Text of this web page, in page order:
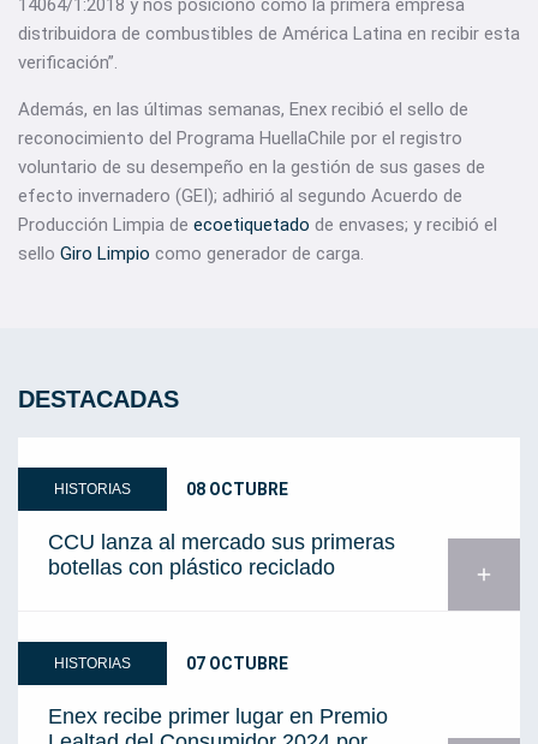
14064/1:2018 y nos posicionó como la primera empresa
distribuidora de combustibles de América Latina en recibir esta
verificación”.
Además, en las últimas semanas, Enex recibió el sello de
reconocimiento del Programa HuellaChile por el registro
voluntario de su desempeño en la gestión de sus gases de
efecto invernadero (GEI); adhirió al segundo Acuerdo de
Producción Limpia de ecoetiquetado de envases; y recibió el
sello Giro Limpio como generador de carga.
DESTACADAS
HISTORIAS 08 OCTUBRE
CCU lanza al mercado sus primeras
botellas con plástico reciclado
add
HISTORIAS 07 OCTUBRE
Enex recibe primer lugar en Premio